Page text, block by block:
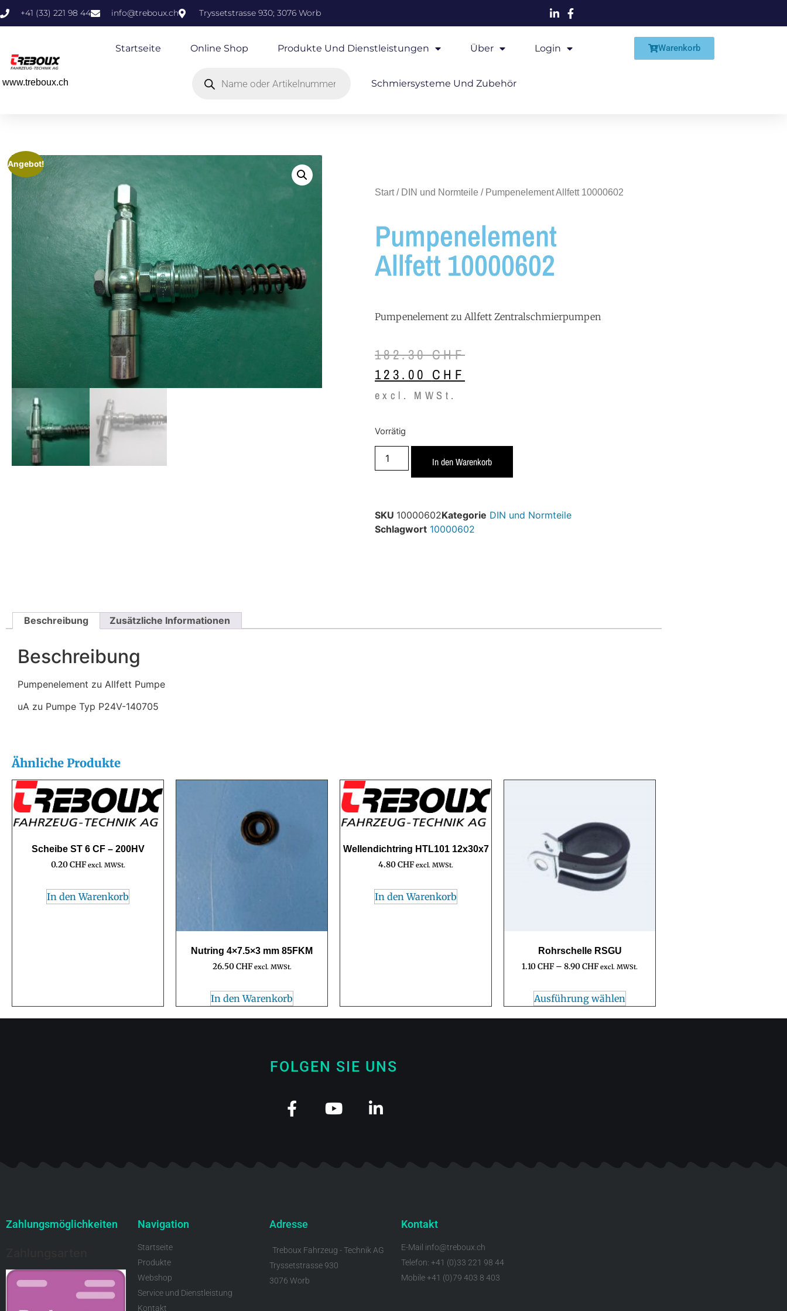
+41 (33) 221 98 44 info@treboux.ch Tryssetstrasse 930; 3076 Worb
www.treboux.ch
Startseite Online Shop Produkte Und Dienstleistungen Über Login
Schmiersysteme Und Zubehör
Shop
Warenkorb
Angebot!
Start/ DIN und Normteile / Pumpenelement Allfett 10000602
Pumpenelement
Allfett 10000602
Pumpenelement zu Allfett Zentralschmierpumpen
182.30CHF
123.00 CHF
excl. MWSt.
Vorrätig
In den Warenkorb
SKU 10000602Kategorie DIN und Normteile
Schlagwort 10000602
Beschreibung Zusätzliche Informationen
Beschreibung
Pumpenelement zu Allfett Pumpe
uA zu Pumpe Typ P24V-140705
Ähnliche Produkte
Scheibe ST 6 CF – 200HV
0.20CHF excl. MWSt.
In den Warenkorb
Nutring 4×7.5×3 mm 85FKM
26.50CHF excl. MWSt.
In den Warenkorb
Wellendichtring HTL101 12x30x7
4.80CHF excl. MWSt.
In den Warenkorb
Rohrschelle RSGU
1.10CHF – 8.90CHF excl. MWSt.
Ausführung wählen
FOLGEN SIE UNS
Zahlungsmöglichkeiten Navigation
Startseite
Produkte
Webshop
Service und Dienstleistung
Kontakt
Adresse
Treboux Fahrzeug - Technik AG
Tryssetstrasse 930
3076 Worb
Kontakt
E-Mail info@treboux.ch
Telefon: +41 (0)33 221 98 44
Mobile +41 (0)79 403 8 403